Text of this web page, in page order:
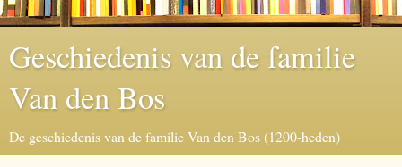
Geschiedenis van de familie
Van den Bos
De geschiedenis van de familie Van den Bos (1200-heden)